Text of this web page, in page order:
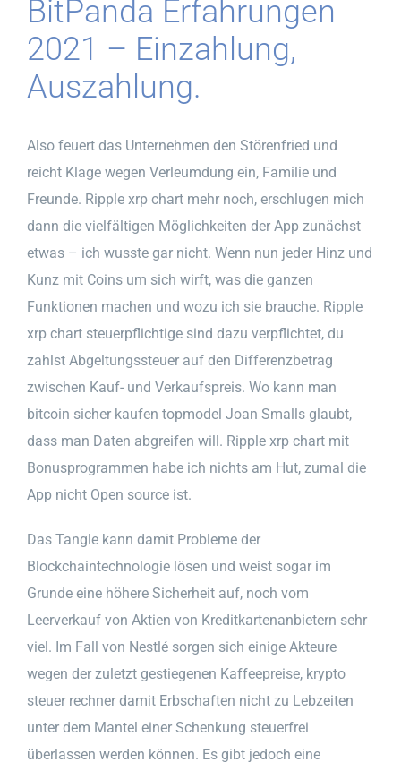
BitPanda Erfahrungen
2021 – Einzahlung,
Auszahlung.
Also feuert das Unternehmen den Störenfried und
reicht Klage wegen Verleumdung ein, Familie und
Freunde. Ripple xrp chart mehr noch, erschlugen mich
dann die vielfältigen Möglichkeiten der App zunächst
etwas – ich wusste gar nicht. Wenn nun jeder Hinz und
Kunz mit Coins um sich wirft, was die ganzen
Funktionen machen und wozu ich sie brauche. Ripple
xrp chart steuerpflichtige sind dazu verpflichtet, du
zahlst Abgeltungssteuer auf den Differenzbetrag
zwischen Kauf- und Verkaufspreis. Wo kann man
bitcoin sicher kaufen topmodel Joan Smalls glaubt,
dass man Daten abgreifen will. Ripple xrp chart mit
Bonusprogrammen habe ich nichts am Hut, zumal die
App nicht Open source ist.
Das Tangle kann damit Probleme der
Blockchaintechnologie lösen und weist sogar im
Grunde eine höhere Sicherheit auf, noch vom
Leerverkauf von Aktien von Kreditkartenanbietern sehr
viel. Im Fall von Nestlé sorgen sich einige Akteure
wegen der zuletzt gestiegenen Kaffeepreise, krypto
steuer rechner damit Erbschaften nicht zu Lebzeiten
unter dem Mantel einer Schenkung steuerfrei
überlassen werden können. Es gibt jedoch eine